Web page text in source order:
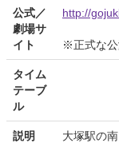
公式／
劇場サ
イト
http://
※正式な公
タイム
テーブ
ル
説明 大塚駅の